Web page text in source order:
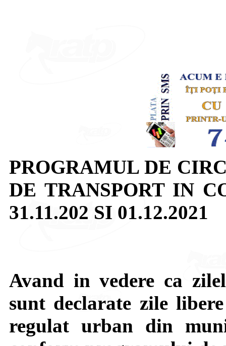
PROGRAMUL DE
DE TRANSPORT IN
31.11.202 SI 01.12.2021
Avand in vedere ca
sunt declarate zile
regulat urban din